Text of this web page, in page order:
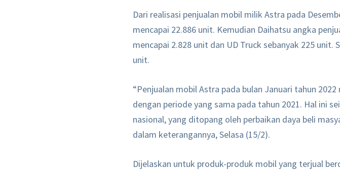
Dari realisasi penjualan mobil milik Astra pada
mencapai 22.886 unit. Kemudian Daihatsu angka
mencapai 2.828 unit dan UD Truck sebanyak 225
unit.
“Penjualan mobil Astra pada bulan Januari tahun
dengan periode yang sama pada tahun 2021. Hal ini
nasional, yang ditopang oleh perbaikan daya beli
dalam keterangannya, Selasa (15/2).
Dijelaskan untuk produk-produk mobil yang terjual